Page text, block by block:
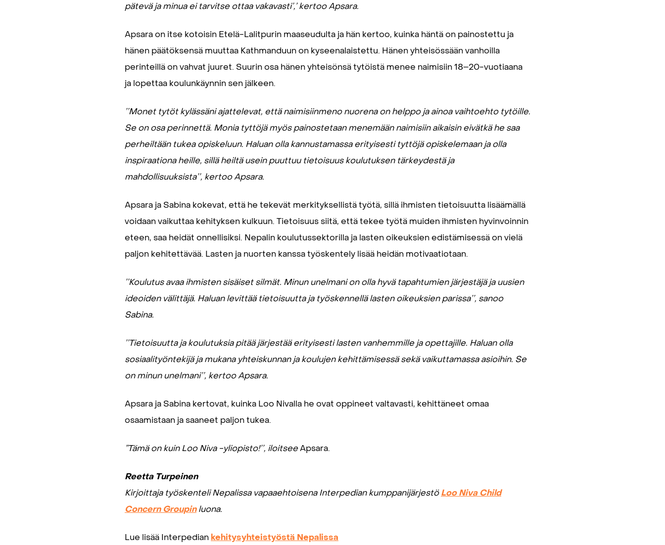
pätevä ja minua ei tarvitse ottaa vakavasti’,’ kertoo Apsara.
Apsara on itse kotoisin Etelä-Lalitpurin maaseudulta ja hän kertoo, kuinka häntä on painostettu ja
hänen päätöksensä muuttaa Kathmanduun on kyseenalaistettu. Hänen yhteisössään vanhoilla
perinteillä on vahvat juuret. Suurin osa hänen yhteisönsä tytöistä menee naimisiin 18–20-vuotiaana
ja lopettaa koulunkäynnin sen jälkeen.
’’Monet tytöt kylässäni ajattelevat, että naimisiinmeno nuorena on helppo ja ainoa vaihtoehto tytöille.
Se on osa perinnettä. Monia tyttöjä myös painostetaan menemään naimisiin aikaisin eivätkä he saa
perheiltään tukea opiskeluun. Haluan olla kannustamassa erityisesti tyttöjä opiskelemaan ja olla
inspiraationa heille, sillä heiltä usein puuttuu tietoisuus koulutuksen tärkeydestä ja
mahdollisuuksista’’, kertoo Apsara.
Apsara ja Sabina kokevat, että he tekevät merkityksellistä työtä, sillä ihmisten tietoisuutta lisäämällä
voidaan vaikuttaa kehityksen kulkuun. Tietoisuus siitä, että tekee työtä muiden ihmisten hyvinvoinnin
eteen, saa heidät onnellisiksi. Nepalin koulutussektorilla ja lasten oikeuksien edistämisessä on vielä
paljon kehitettävää. Lasten ja nuorten kanssa työskentely lisää heidän motivaatiotaan.
’’Koulutus avaa ihmisten sisäiset silmät. Minun unelmani on olla hyvä tapahtumien järjestäjä ja uusien
ideoiden välittäjä. Haluan levittää tietoisuutta ja työskennellä lasten oikeuksien parissa’’, sanoo
Sabina.
’’Tietoisuutta ja koulutuksia pitää järjestää erityisesti lasten vanhemmille ja opettajille. Haluan olla
sosiaalityöntekijä ja mukana yhteiskunnan ja koulujen kehittämisessä sekä vaikuttamassa asioihin. Se
on minun unelmani’’, kertoo Apsara.
Apsara ja Sabina kertovat, kuinka Loo Nivalla he ovat oppineet valtavasti, kehittäneet omaa
osaamistaan ja saaneet paljon tukea.
”Tämä on kuin Loo Niva -yliopisto!’’, iloitseeApsara.
Reetta Turpeinen
Kirjoittaja työskenteli Nepalissa vapaaehtoisena Interpedian kumppanijärjestöLoo Niva Child
Concern Groupinluona.
Lue lisää Interpedian kehitysyhteistyöstä Nepalissa